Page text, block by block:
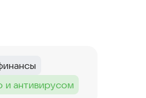
и антивирусом